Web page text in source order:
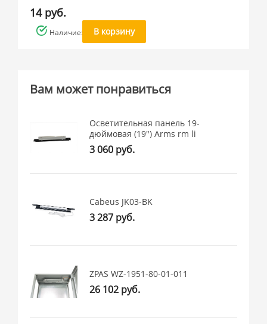
14 руб.
Наличие: многоВ корзину
Вам может понравиться
Осветительная панель 19-
дюймовая (19") Arms rm li
3 060 руб.
Cabeus JK03-BK
3 287 руб.
ZPAS WZ-1951-80-01-011
26 102 руб.